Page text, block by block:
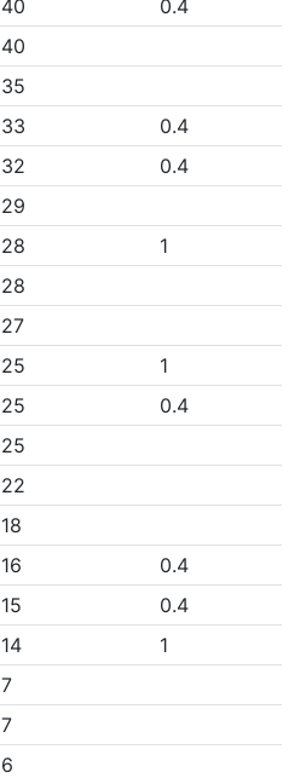
40
0.4
40
35
33
0.4
32
0.4
29
28
1
28
27
25
1
25
0.4
25
22
18
16
0.4
15
0.4
14
1
7
7
6